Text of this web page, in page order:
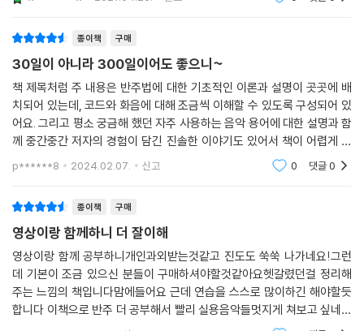
없이 시작 가능한
종이책 구매
30일이 아니라 300일이어도 좋으니~
책 제목처럼 주 내용은 반주법에 대한 기초적인 이론과 설명이 곳곳에 배
치되어 있는데, 코드와 화음에 대해 조금씩 이해할 수 있도록 구성되어 있
어요. 그리고 평소 궁금해 했던 자주 사용하는 음악 용어에 대한 설명과 함
께 중간중간 저자의 경험이 담긴 진솔한 이야기도 있어서 책이 어렵게 느
껴지지 않도록 지루하지 않게끔 만들어 주어서 더 가깝고 친근하게 다가오
는 것 같네요. 아
p******8 2024.02.07. 신고 0 댓글0
종이책 구매
영상이랑 함께하니 더 잘이해
영상이랑 함께 공부하니개인과외받는것같고 진도도 쑥쑥 나가네요!그런
데 기본이 조금 있으신 분들이 구매하셔야할것같아요헷갈렸던걸 정리해
주는 느낌의 책입니다맘에들어요 근데 연습을 스스로 많이하긴 해야할듯
합니다 이책으로 반주 더 공부해서 빨리 실용음악들멋지게 쳐보고 싶네요
123456789101234567891012345678910